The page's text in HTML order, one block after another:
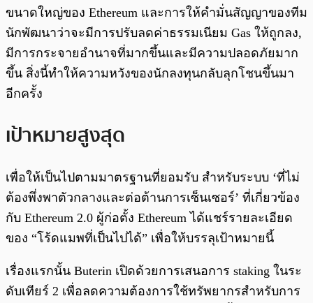
ขนาดใหญ่ของ Ethereum และการให้คำมั่นสัญญาของทีม
นักพัฒนาว่าจะมีการปรับลดค่าธรรมเนียม Gas ให้ถูกลง,
มีการกระจายอำนาจที่มากขึ้นและมีความปลอดภัยมาก
ขึ้น สิ่งนี้ทำให้ความหวังของนักลงทุนกลับลุกโชนขึ้นมา
อีกครั้ง
เป้าหมายสูงสุด
เพื่อให้เป็นไปตามมาตรฐานที่ยอมรับ สำหรับระบบ ‘ที่ไม่
ต้องพึ่งพาตัวกลางและต่อต้านการเซ็นเซอร์’ ที่เกี่ยวข้อง
กับ Ethereum 2.0 ผู้ก่อตั้ง Ethereum ได้แชร์รายละเอียด
ของ “โร้ดแมพที่เป็นไปได้” เพื่อให้บรรลุเป้าหมายนี้
เรื่องแรกนั้น Buterin เปิดด้วยการเสนอการ staking ในระ
ดับเทียร์ 2 เพื่อลดความต้องการใช้ทรัพยากรสำหรับการ